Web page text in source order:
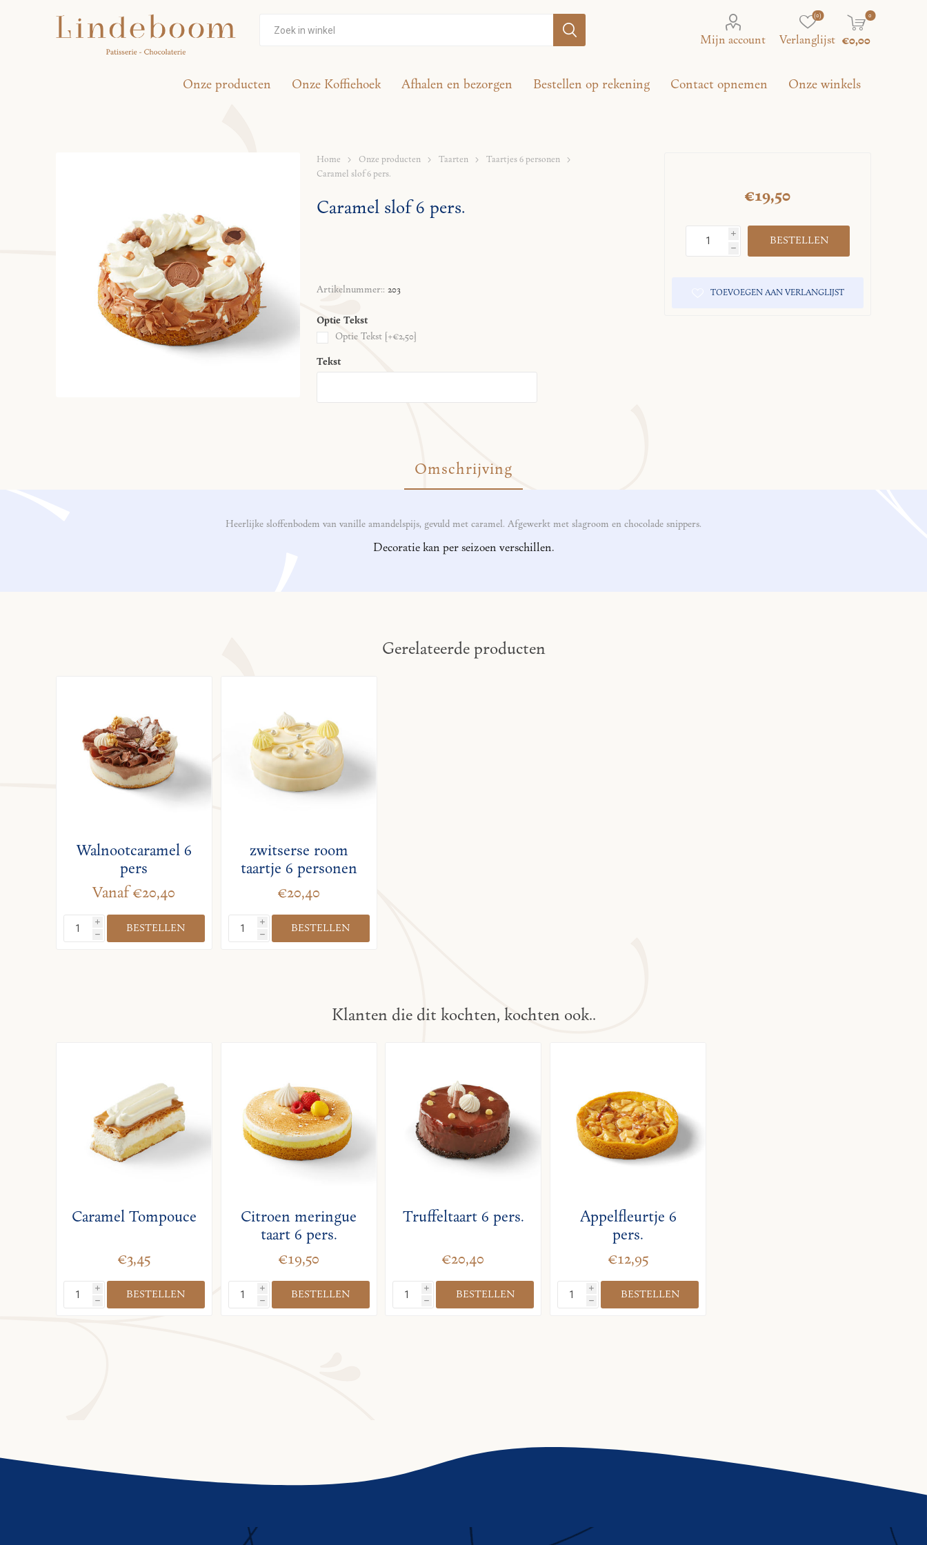
Mijn account Verlanglijst
(0) 0
€0,00
Onze producten Onze Koffiehoek Afhalen en bezorgen Bestellen op rekening Contact opnemen Onze winkels
Home Onze producten Taarten
Taartjes 6 personen
Caramel slof 6 pers.
Caramel slof 6 pers.
Artikelnummer:: 203
Optie Tekst
Optie Tekst [+€2,50]
Tekst
€19,50
i
h
TOEVOEGEN AAN VERLANGLIJST
Omschrijving
Heerlijke sloffenbodem van vanille amandelspijs, gevuld met caramel. Afgewerkt met slagroom en chocolade snippers.
Decoratie kan per seizoen verschillen.
Gerelateerde producten
Walnootcaramel 6
pers
Vanaf €20,40
i
h
zwitserse room
taartje 6 personen
€20,40
i
h
Klanten die dit kochten, kochten ook..
Caramel Tompouce
€3,45
i
h
Citroen meringue
taart 6 pers.
€19,50
i
h
Truffeltaart 6 pers.
€20,40
i
h
Appelfleurtje 6
pers.
€12,95
i
h